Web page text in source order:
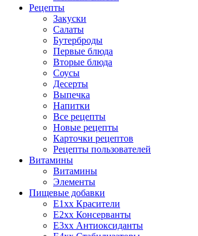
Рецепты
Закуски
Салаты
Бутерброды
Первые блюда
Вторые блюда
Соусы
Десерты
Выпечка
Напитки
Все рецепты
Новые рецепты
Карточки рецептов
Рецепты пользователей
Витамины
Витамины
Элементы
Пищевые добавки
E1xx Красители
E2xx Консерванты
E3xx Антиоксиданты